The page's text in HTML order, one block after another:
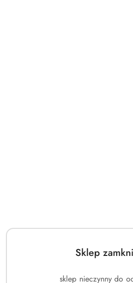
Sklep
sklep nieczynny do